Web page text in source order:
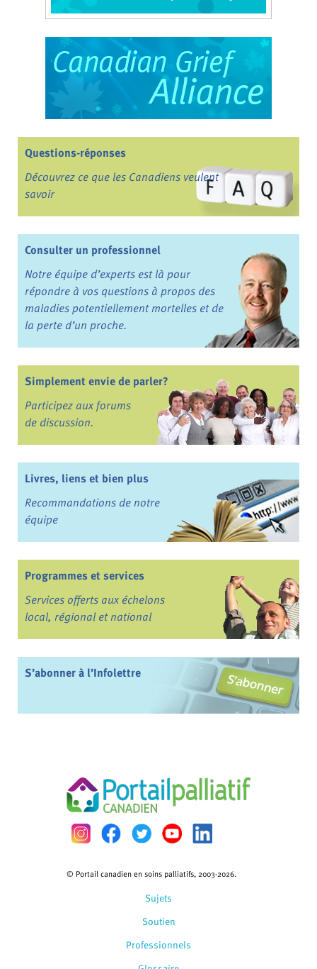
Questions-réponses
Découvrez ce que les Canadiens veulent
savoir
Consulter un professionnel
Notre équipe d’experts est là pour
répondre à vos questions à propos des
maladies potentiellement mortelles et de
la perte d’un proche.
Simplement envie de parler?
Participez aux forums
de discussion.
Livres, liens et bien plus
Recommandations de notre
équipe
Programmes et services
Services offerts aux échelons
local, régional et national
S’abonner à l’Infolettre
Sujets
Soutien
Professionnels
© Portail canadien en soins palliatifs, 2003-2026.